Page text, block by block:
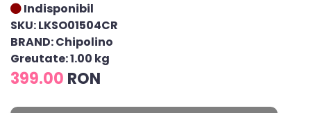
Indisponibil
SKU: LKSO01504CR
BRAND: Chipolino
Greutate: 1.00 kg
399.00 RON